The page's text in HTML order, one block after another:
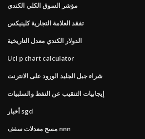
مؤشر السوق الكلي الكندي
تفقد العلامة التجارية كلينيكس
الدولار الكندي معدل التاريخية
Ucl p chart calculator
شراء جبل الجليد الورود على الانترنت
إيجابيات التنقيب عن النفط والسلبيات
أخبار sgd
مسح معدلات سقف nnn